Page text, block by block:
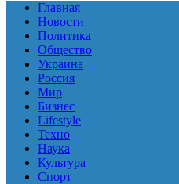
Главная
Новости
Политика
Общество
Украина
Россия
Мир
Бизнес
Lifestyle
Техно
Наука
Культура
Спорт